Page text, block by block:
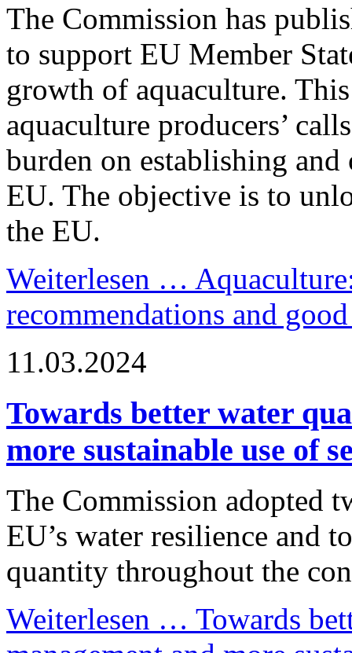
The Commission has
to support EU Member
growth of aquaculture.
aquaculture producers’
burden on establishing
EU. The objective is to
the EU.
Weiterlesen …
recommendations and
11.03.2024
Towards better water
more sustainable use of
The Commission adopted
EU’s water resilience and
quantity throughout the
Weiterlesen … Towards